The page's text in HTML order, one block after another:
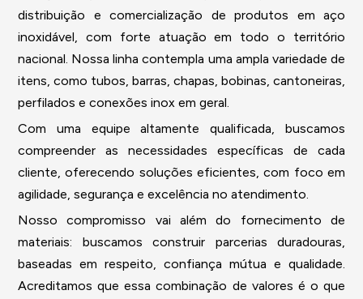
distribuição e comercialização de produtos em aço
inoxidável, com forte atuação em todo o território
nacional. Nossa linha contempla uma ampla variedade de
itens, como tubos, barras, chapas, bobinas, cantoneiras,
perfilados e conexões inox em geral.
Com uma equipe altamente qualificada, buscamos
compreender as necessidades específicas de cada
cliente, oferecendo soluções eficientes, com foco em
agilidade, segurança e excelência no atendimento.
Nosso compromisso vai além do fornecimento de
materiais: buscamos construir parcerias duradouras,
baseadas em respeito, confiança mútua e qualidade.
Acreditamos que essa combinação de valores é o que